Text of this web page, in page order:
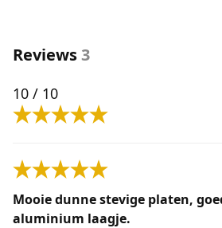
Reviews3
10 / 10
Mooie dunne stevige platen,
aluminium laagje.